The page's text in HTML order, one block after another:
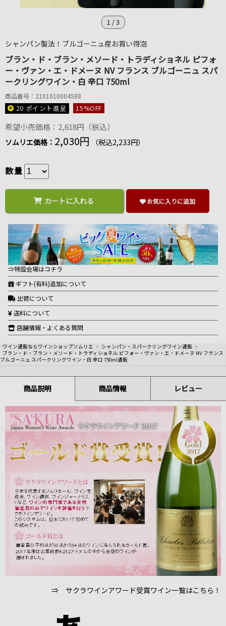
1 /3
シャンパン製法！ブルゴーニュ産お買い得泡
ブラン・ド・ブラン・メソード・トラディショネル ピフォ
ー・ヴァン・エ・ドメーヌ NV フランス ブルゴーニュ スパ
ークリングワイン・白 辛口 750ml
商品番号：2101010004588
20 ポイント進呈 15%OFF
希望小売価格：2,618円（税込）
ソムリエ価格： 2,030円 （税込2,233円）
数量
カートに入れる お気に入りに追加
⇒特設会場はコチラ
ギフト(有料)追加について
出荷について
送料について
店舗情報・よくある質問
ワイン通販ならワインショップソムリエ > シャンパン・スパークリングワイン通販 >
ブラン・ド・ブラン・メソード・トラディショネル ピフォー・ヴァン・エ・ドメーヌ NV フランス
ブルゴーニュ スパークリングワイン・白 辛口 750ml通販
商品説明 商品情報 レビュー
⇒ サクラワインアワード受賞ワイン一覧はこちら！